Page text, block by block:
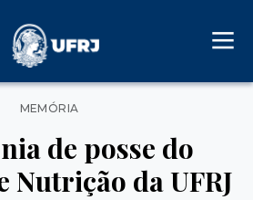
Categorias
MEMÓRIA
de posse do
Nutrição da UFRJ